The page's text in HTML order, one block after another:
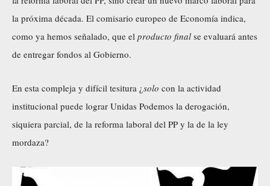
la próxima década. El comisario europeo de Economía indica,
como ya hemos señalado, que el producto final se evaluará antes
de entregar fondos al Gobierno.
En esta compleja y difícil tesitura ¿solo con la actividad
institucional puede lograr Unidas Podemos la derogación,
siquiera parcial, de la reforma laboral del PP y la de la ley
mordaza?